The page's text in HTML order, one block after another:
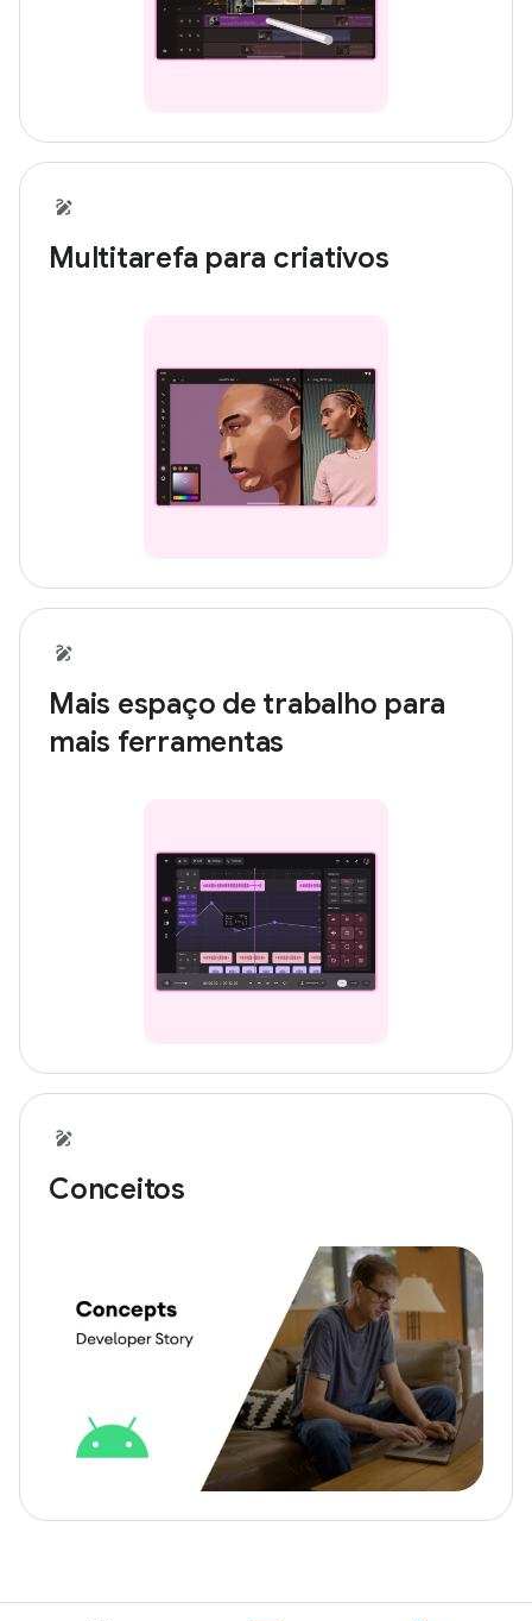
Multitarefa para criativos
Mais espaço de trabalho para
mais ferramentas
Conceitos